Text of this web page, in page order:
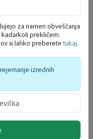
ZA ...
za namen obveščanja
prekličem.
si lahko preberetetukaj.
izrednih